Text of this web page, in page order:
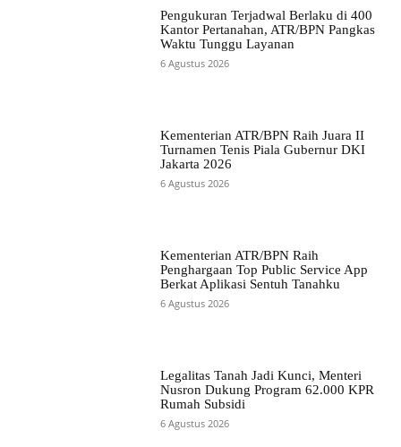
Pengukuran Terjadwal Berlaku di 400
Kantor Pertanahan, ATR/BPN Pangkas
Waktu Tunggu Layanan
6 Agustus 2026
Kementerian ATR/BPN Raih Juara II
Turnamen Tenis Piala Gubernur DKI
Jakarta 2026
6 Agustus 2026
Kementerian ATR/BPN Raih
Penghargaan Top Public Service App
Berkat Aplikasi Sentuh Tanahku
6 Agustus 2026
Legalitas Tanah Jadi Kunci, Menteri
Nusron Dukung Program 62.000 KPR
Rumah Subsidi
6 Agustus 2026